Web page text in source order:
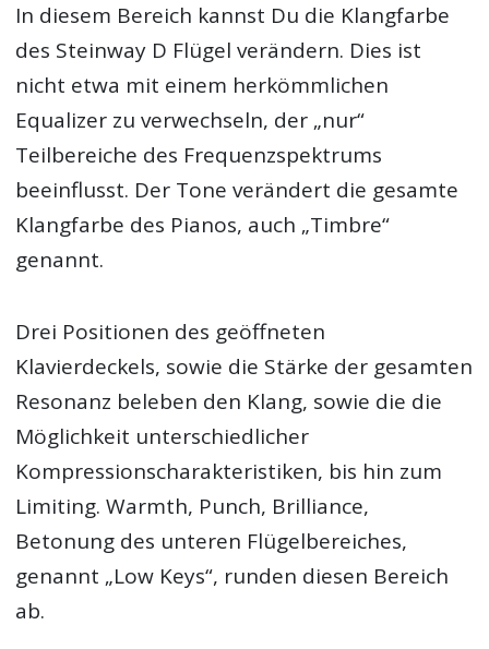
In diesem Bereich kannst Du die Klangfarbe
des Steinway D Flügel verändern. Dies ist
nicht etwa mit einem herkömmlichen
Equalizer zu verwechseln, der „nur“
Teilbereiche des Frequenzspektrums
beeinflusst. Der Tone verändert die gesamte
Klangfarbe des Pianos, auch „Timbre“
genannt.
Drei Positionen des geöffneten
Klavierdeckels, sowie die Stärke der gesamten
Resonanz beleben den Klang, sowie die die
Möglichkeit unterschiedlicher
Kompressionscharakteristiken, bis hin zum
Limiting. Warmth, Punch, Brilliance,
Betonung des unteren Flügelbereiches,
genannt „Low Keys“, runden diesen Bereich
ab.